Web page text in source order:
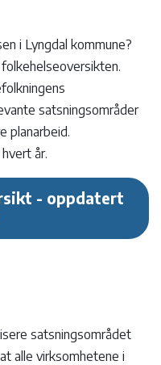
i Lyngdal kommune?
satsningsområder
planarbeid.
år.
- oppdatert
satsningsområdet
alle virksomhetene i